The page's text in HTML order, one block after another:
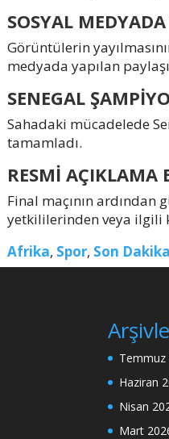
SOSYAL
Görüntülerin
medyada yapılan
SENEGAL
Sahadaki mücadelede
tamamladı.
RESMİ AÇIKLAMA
Final maçının
yetkililerinden veya ilgili
Afrika, Spor, Son Dakika
Temmuz
Haziran
Nisan
Mart